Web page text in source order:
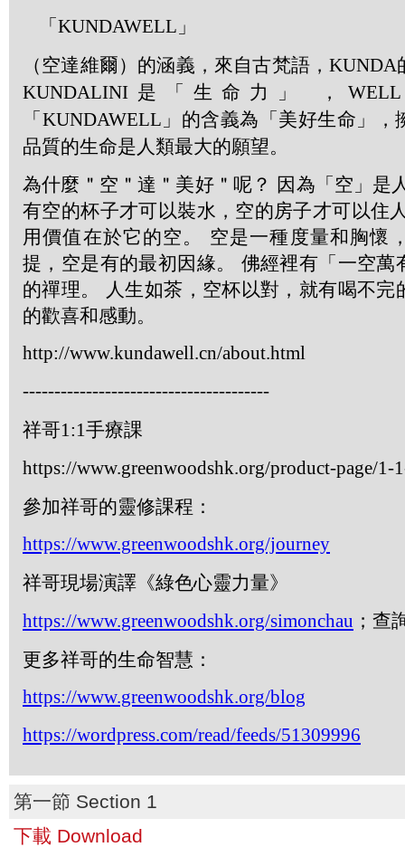
「 KUNDAWELL」
（空達維爾）的涵義，來自古梵語，KUNDA
KUNDALINI 是「生命力」 ， WELL
「 KUNDAWELL 」的含義為「美好生命」
品質的生命是人類最大的願望。
為什麼＂空＂達＂美好＂呢？ 因為「空」是
有空的杯子才可以裝水，空的房子才可以住
用價值在於它的空。 空是一種度量和胸懷
提，空是有的最初因緣。 佛經裡有「一空萬
的禪理。 人生如茶，空杯以對，就有喝不完
的歡喜和感動。
http://www.kundawell.cn/about.html
---------------------------------------
祥哥1:1手療課
https://www.greenwoodshk.org/product-page/1-
參加祥哥的靈修課程：
https://www.greenwoodshk.org/journey
祥哥現場演譯《綠色心靈力量》
https://www.greenwoodshk.org/simonchau ；查
更多祥哥的生命智慧：
https://www.greenwoodshk.org/blog
https://wordpress.com/read/feeds/51309996
第一節 Section 1
下載 Download